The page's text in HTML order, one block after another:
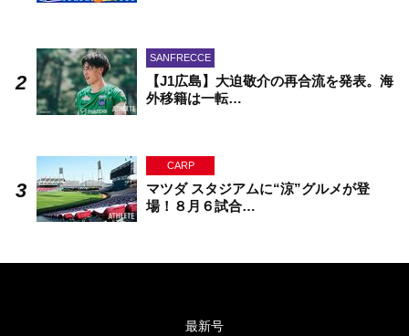
SANFRECCE
【J1広島】大迫敬介の再合流を発表。海
外移籍は一転…
CARP
マツダ スタジアムに“涼”グルメが登
場！８月６試合…
最新号